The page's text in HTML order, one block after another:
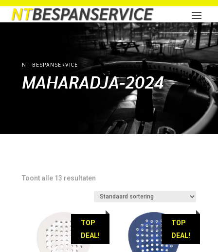
NT BESPANSERVICE
MAHARADJA-2024
Toont alle 13 resultaten
TOP
DEAL!
TOP
DEAL!